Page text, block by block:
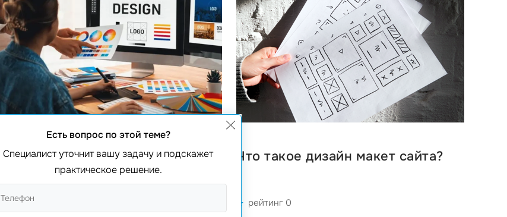
Создание логотипов на заказ в
Кишиневе профессиональная
разработка логотипов
Что такое дизайн макет сайта?
рейтинг 0
Есть вопрос по этой теме?
Специалист уточнит вашу задачу и подскажет
практическое решение.